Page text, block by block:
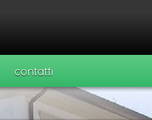
contatti